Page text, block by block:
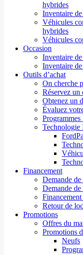
hybrides
Inventaire
Véhicules
hybrides
Véhicules
Occasion
Inventaire
Inventaire
Outils d’achat
On cherche
Réservez un
Obtenez un
Évaluez
Programmes
Technologie
Financement
Demande
Demande
Retour de
Promotions
Offres du
Promotions
Neufs